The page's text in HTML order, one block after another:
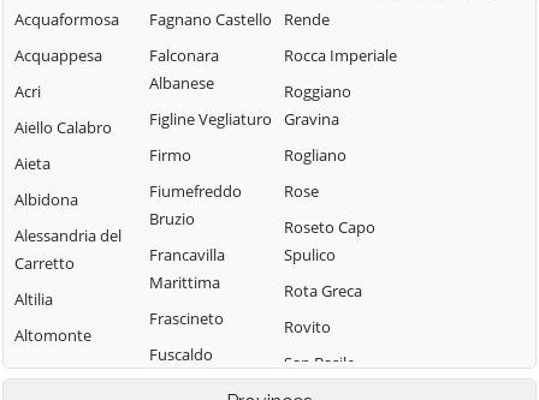
Acquaformosa
Acquappesa
Acri
Aiello Calabro
Aieta
Albidona
Alessandria del
Carretto
Altilia
Altomonte
Amantea
Fagnano Castello
Falconara
Albanese
Figline Vegliaturo
Firmo
Fiumefreddo
Bruzio
Francavilla
Marittima
Frascineto
Fuscaldo
Rende
Rocca Imperiale
Roggiano
Gravina
Rogliano
Rose
Roseto Capo
Spulico
Rota Greca
Rovito
San Basile